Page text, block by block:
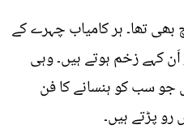
تھا۔ ہر کامیاب چہرے کے
کہے زخم ہوتے ہیں۔ وہی
جو سب کو ہنسانے کا فن
رو پڑتے ہیں۔